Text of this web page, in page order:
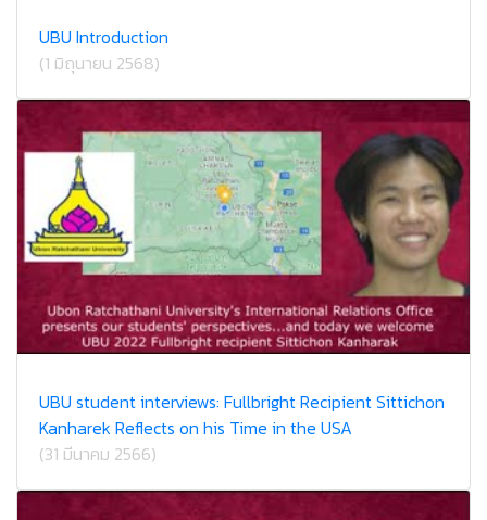
UBU Introduction
(1 มิถุนายน 2568)
UBU student interviews: Fullbright Recipient Sittichon
Kanharek Reflects on his Time in the USA
(31 มีนาคม 2566)